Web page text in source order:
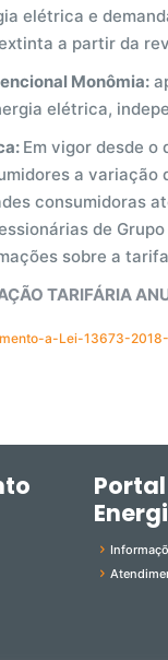
elétrica e
a partir da
Monômia:
elétrica,
Em vigor desde o
a variação
consumidoras
de
sobre a
TARIFÁRIA
a-Lei-13673-